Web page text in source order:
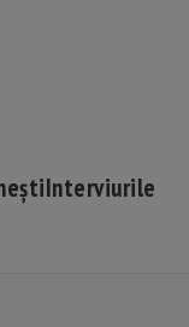
Interviurile